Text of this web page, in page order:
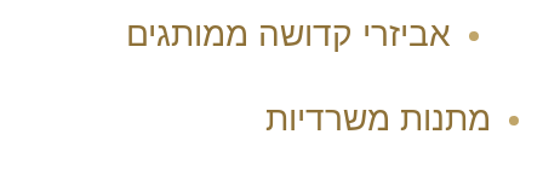
אביזרי קדושה ממותגים
מתנות משרדיות